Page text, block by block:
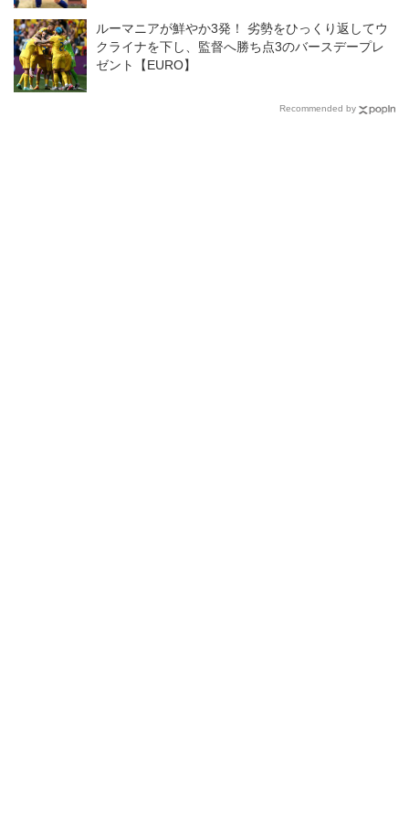
ルーマニアが鮮やか3発！ 劣勢をひっくり返してウ
クライナを下し、監督へ勝ち点3のバースデープレ
ゼント【EURO】
Recommended by